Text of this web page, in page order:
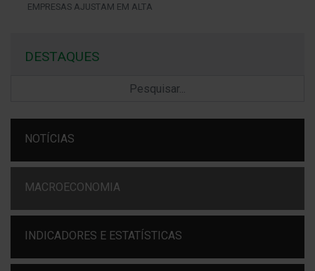
EMPRESAS AJUSTAM EM ALTA
DESTAQUES
NOTÍCIAS
MACROECONOMIA
INDICADORES E ESTATÍSTICAS